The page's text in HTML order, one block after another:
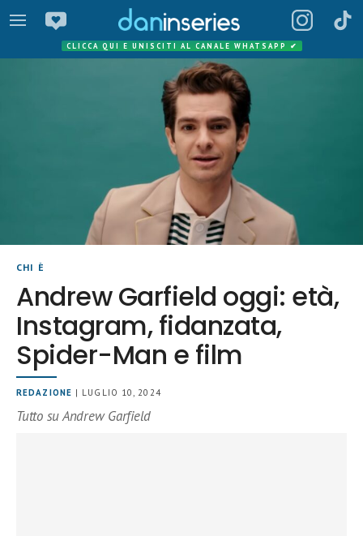
CLICCA QUI E UNISCITI AL CANALE WHATSAPP ✔
CHI È
Andrew Garfield oggi: età,
Instagram, fidanzata,
Spider-Man e film
REDAZIONE | LUGLIO 10, 2024
Tutto su Andrew Garfield